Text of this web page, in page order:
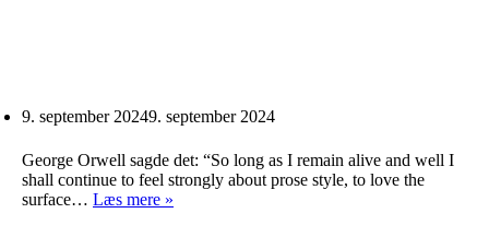
9. september 20249. september 2024
George Orwell sagde det: “So long as I remain alive and well I
shall continue to feel strongly about prose style, to love the
surface… Læs mere »